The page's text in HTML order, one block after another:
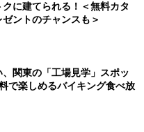
クに建てられる！＜無料カタ
ゼントのチャンスも＞
関東の「工場見学」スポッ
で楽しめるバイキング食べ放